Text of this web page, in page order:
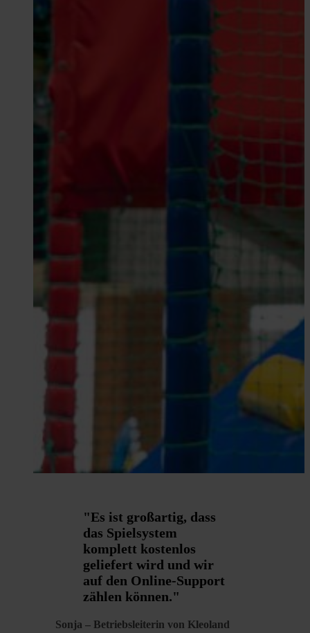
"Es ist großartig, dass
das Spielsystem
komplett kostenlos
geliefert wird und wir
auf den Online-Support
zählen können."
Sonja – Betriebsleiterin von Kleoland